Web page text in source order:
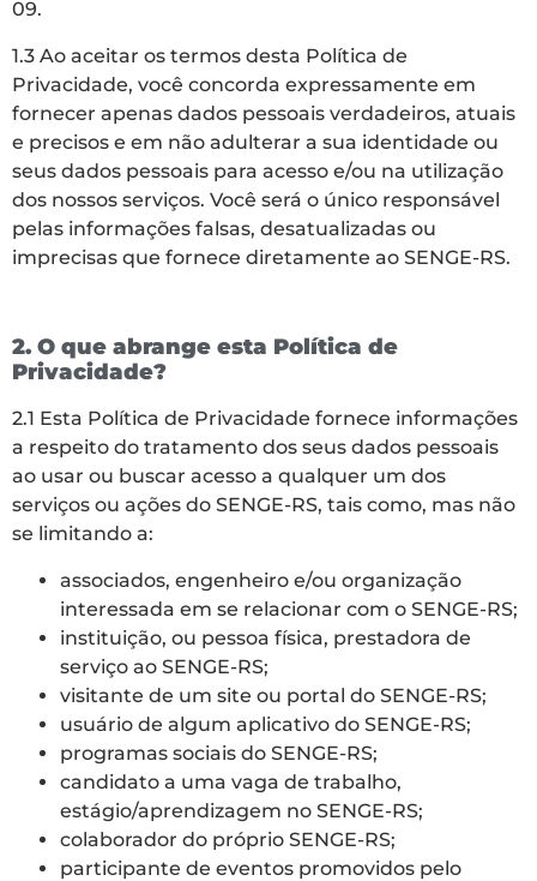
09.
1.3 Ao aceitar os termos desta Política de
Privacidade, você concorda expressamente em
fornecer apenas dados pessoais verdadeiros, atuais
e precisos e em não adulterar a sua identidade ou
seus dados pessoais para acesso e/ou na utilização
dos nossos serviços. Você será o único responsável
pelas informações falsas, desatualizadas ou
imprecisas que fornece diretamente ao SENGE-RS.
2. O que abrange esta Política de
Privacidade?
2.1 Esta Política de Privacidade fornece informações
a respeito do tratamento dos seus dados pessoais
ao usar ou buscar acesso a qualquer um dos
serviços ou ações do SENGE-RS, tais como, mas não
se limitando a:
associados, engenheiro e/ou organização
interessada em se relacionar com o SENGE-RS;
instituição, ou pessoa física, prestadora de
serviço ao SENGE-RS;
visitante de um site ou portal do SENGE-RS;
usuário de algum aplicativo do SENGE-RS;
programas sociais do SENGE-RS;
candidato a uma vaga de trabalho,
estágio/aprendizagem no SENGE-RS;
colaborador do próprio SENGE-RS;
participante de eventos promovidos pelo